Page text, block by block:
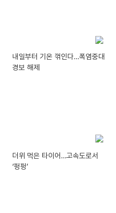
내일부터 기온 꺾인다…폭염중대
경보 해제
더위 먹은 타이어…고속도로서
‘펑펑’